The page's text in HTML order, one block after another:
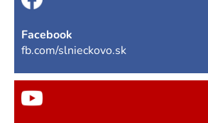
Facebook
fb.com/slnieckovo.sk